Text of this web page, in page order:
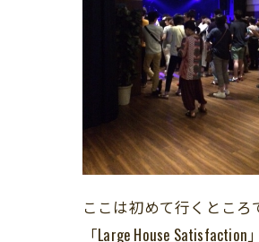
ここは初めて行くところ
「Large House